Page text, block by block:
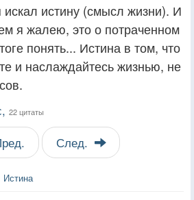
истину (смысл жизни). И
я жалею, это о потраченном
понять... Истина в том, что
и наслаждайтесь жизнью, не
22 цитаты
След.
Истина